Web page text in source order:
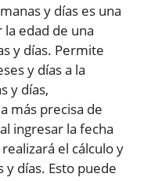
y días es una
edad de una
y días. Permite
y días a la
y días,
más precisa de
ingresar la fecha
el cálculo y
y días. Esto puede